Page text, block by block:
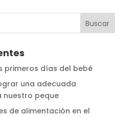
primeros días del bebé
una adecuada
nuestro peque
de alimentación en el